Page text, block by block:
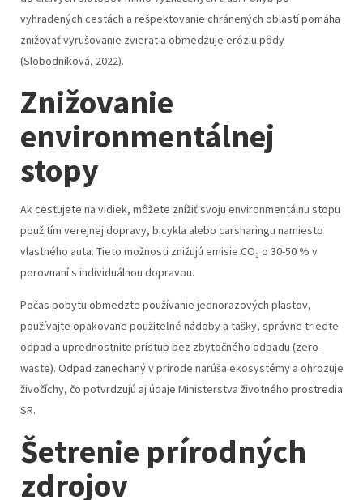
vyhradených cestách a rešpektovanie chránených oblastí pomáha
znižovať vyrušovanie zvierat a obmedzuje eróziu pôdy
(Slobodníková, 2022).
Znižovanie
environmentálnej
stopy
Ak cestujete na vidiek, môžete znížiť svoju environmentálnu stopu
použitím verejnej dopravy, bicykla alebo carsharingu namiesto
vlastného auta. Tieto možnosti znižujú emisie CO₂ o 30-50 % v
porovnaní s individuálnou dopravou.
Počas pobytu obmedzte používanie jednorazových plastov,
používajte opakovane použiteľné nádoby a tašky, správne triedte
odpad a uprednostnite prístup bez zbytočného odpadu (zero-
waste). Odpad zanechaný v prírode narúša ekosystémy a ohrozuje
živočíchy, čo potvrdzujú aj údaje Ministerstva životného prostredia
SR.
Šetrenie prírodných
zdrojov